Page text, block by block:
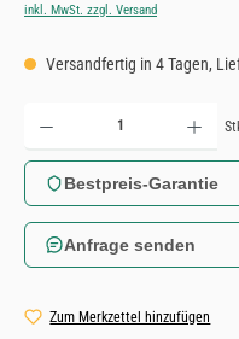
inkl. MwSt. zzgl. Versand
Versandfertig in 4 Tagen,
Produkt Anzahl: Gib den gewünschten
Bestpreis-Garantie
Anfrage senden
Zum Merkzettel hinzufügen